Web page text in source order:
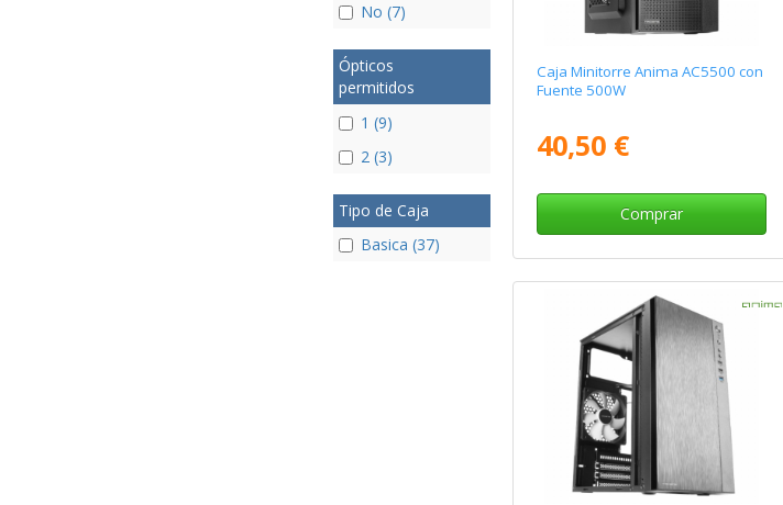
No (7)
Ópticos
permitidos
1 (9)
2 (3)
Tipo de Caja
Basica (37)
Caja Minitorre Anima AC5500 con
Fuente 500W
40,50 €
Comprar